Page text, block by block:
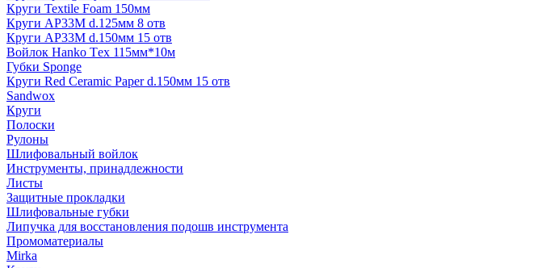
Круги Textile Foam 150мм
Круги AP33M d.125мм 8 отв
Круги AP33M d.150мм 15 отв
Войлок Hanko Tех 115мм*10м
Губки Sponge
Круги Red Ceramic Paper d.150мм 15 отв
Sandwox
Круги
Полоски
Рулоны
Шлифовальный войлок
Инструменты, принадлежности
Листы
Защитные прокладки
Шлифовальные губки
Липучка для восстановления подошв инструмента
Промоматериалы
Mirka